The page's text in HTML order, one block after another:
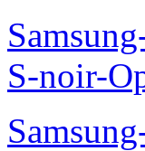
S-noir-